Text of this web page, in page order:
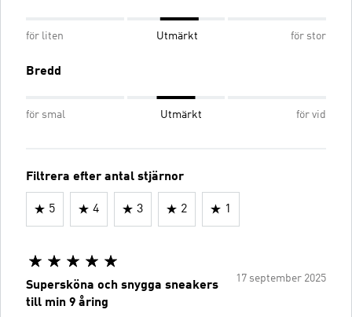
för liten Utmärkt för stor
Bredd
för smal Utmärkt för vid
Filtrera efter antal stjärnor
5 4 3 2 1
17 september 2025
Supersköna och snygga sneakers
till min 9 åring